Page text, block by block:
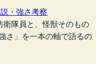
・強さ考察
衛隊員と、怪獣そのもの
さ」を一本の軸で語るの